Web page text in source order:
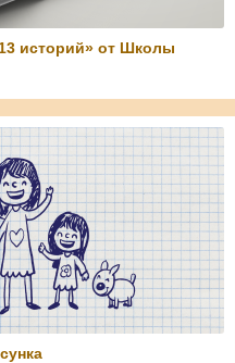
историй» от Школы